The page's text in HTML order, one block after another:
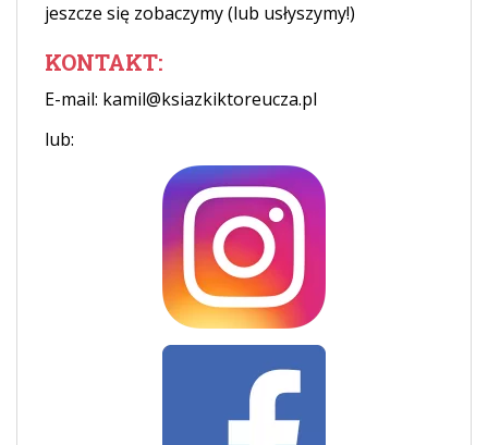
jeszcze się zobaczymy (lub usłyszymy!)
KONTAKT:
E-mail: kamil@ksiazkiktoreucza.pl
lub: